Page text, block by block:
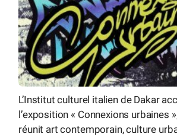
L’Institut culturel italien de Dakar
l’exposition « Connexions urbaines
réunit art contemporain, culture